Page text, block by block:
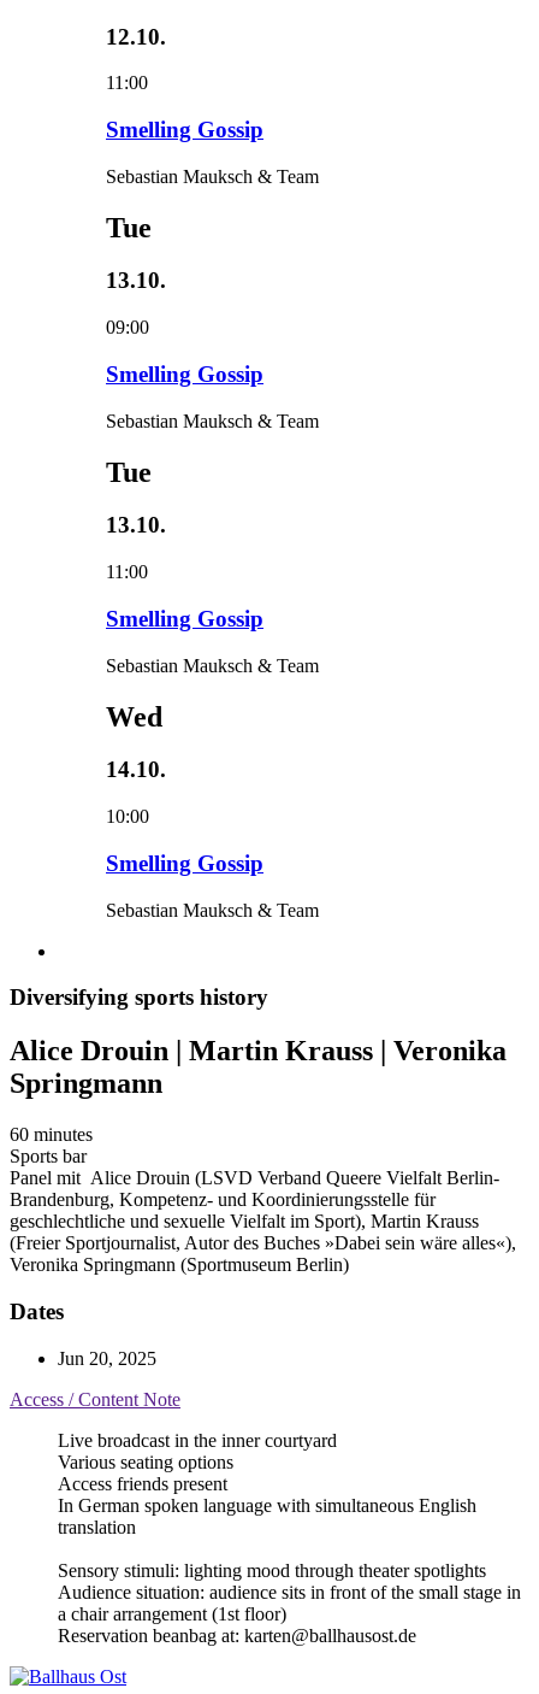
12.10.
11:00
Smelling Gossip
Sebastian Mauksch & Team
Tue
13.10.
09:00
Smelling Gossip
Sebastian Mauksch & Team
Tue
13.10.
11:00
Smelling Gossip
Sebastian Mauksch & Team
Wed
14.10.
10:00
Smelling Gossip
Sebastian Mauksch & Team
Diversifying sports history
Alice Drouin | Martin Krauss | Veronika
Springmann
60 minutes
Sports bar
Panel mit Alice Drouin (LSVD Verband Queere Vielfalt Berlin-
Brandenburg, Kompetenz- und Koordinierungsstelle für
geschlechtliche und sexuelle Vielfalt im Sport), Martin Krauss
(Freier Sportjournalist, Autor des Buches »Dabei sein wäre alles«),
Veronika Springmann (Sportmuseum Berlin)
Dates
Jun 20, 2025
Access / Content Note
Live broadcast in the inner courtyard
Various seating options
Access friends present
In German spoken language with simultaneous English
translation
Sensory stimuli: lighting mood through theater spotlights
Audience situation: audience sits in front of the small stage in
a chair arrangement (1st floor)
Reservation beanbag at: karten@ballhausost.de